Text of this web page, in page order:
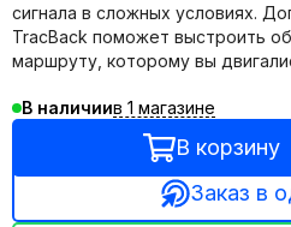
сигнала в сложных условиях.
TracBack поможет выстроить
маршруту, которому вы
В наличиив 1 магазине
В корзину
Заказ в